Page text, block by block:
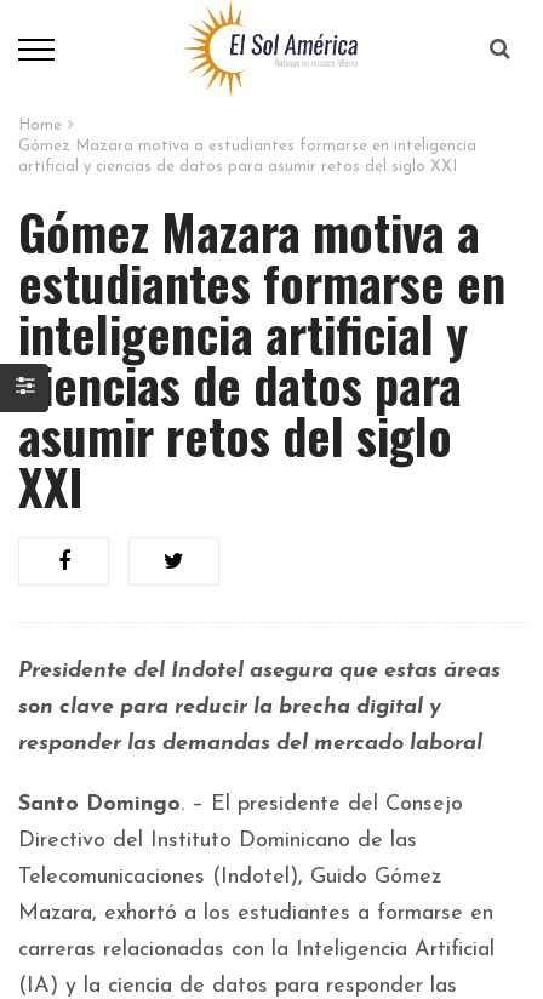
Home
Gómez Mazara motiva a estudiantes formarse en inteligencia
artificial y ciencias de datos para asumir retos del siglo XXI
Gómez Mazara motiva a
estudiantes formarse en
inteligencia artificial y
ciencias de datos para
asumir retos del siglo
XXI
Presidente del Indotel asegura que estas áreas
son clave para reducir la brecha digital y
responder las demandas del mercado laboral
Santo Domingo. – El presidente del Consejo
Directivo del Instituto Dominicano de las
Telecomunicaciones (Indotel), Guido Gómez
Mazara, exhortó a los estudiantes a formarse en
carreras relacionadas con la Inteligencia Artificial
(IA) y la ciencia de datos para responder las